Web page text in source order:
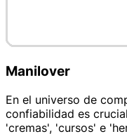
Manilover
En el universo de
confiabilidad es
'cremas', 'cursos' e